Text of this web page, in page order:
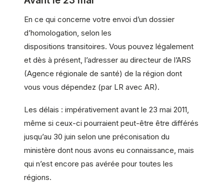
En ce qui concerne votre envoi d’un dossier
d’homologation, selon les
dispositions transitoires. Vous pouvez légalement
et dès à présent, l’adresser au directeur de l’ARS
(Agence régionale de santé) de la région dont
vous vous dépendez (par LR avec AR).
Les délais : impérativement avant le 23 mai 2011,
même si ceux-ci pourraient peut-être être différés
jusqu’au 30 juin selon une préconisation du
ministère dont nous avons eu connaissance, mais
qui n’est encore pas avérée pour toutes les
régions.